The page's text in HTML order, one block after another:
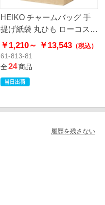
HEIKO チャームバッグ 手
提げ紙袋 丸ひも ローコスト
タイプ 茶無地
￥1,210～ ￥13,543（税込）
61-813-81
全24商品
履歴を残さない